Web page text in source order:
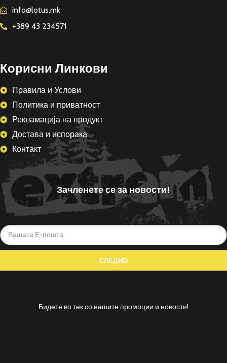
info@lotus.mk
+389 43 234571
Корисни Линкови
Правила и Услови
Политика и приватност
Рекламација на продукт
Достава и испорака
Контакт
Зачленете се за новости!
Бидете во тек со нашите промоции и новости!